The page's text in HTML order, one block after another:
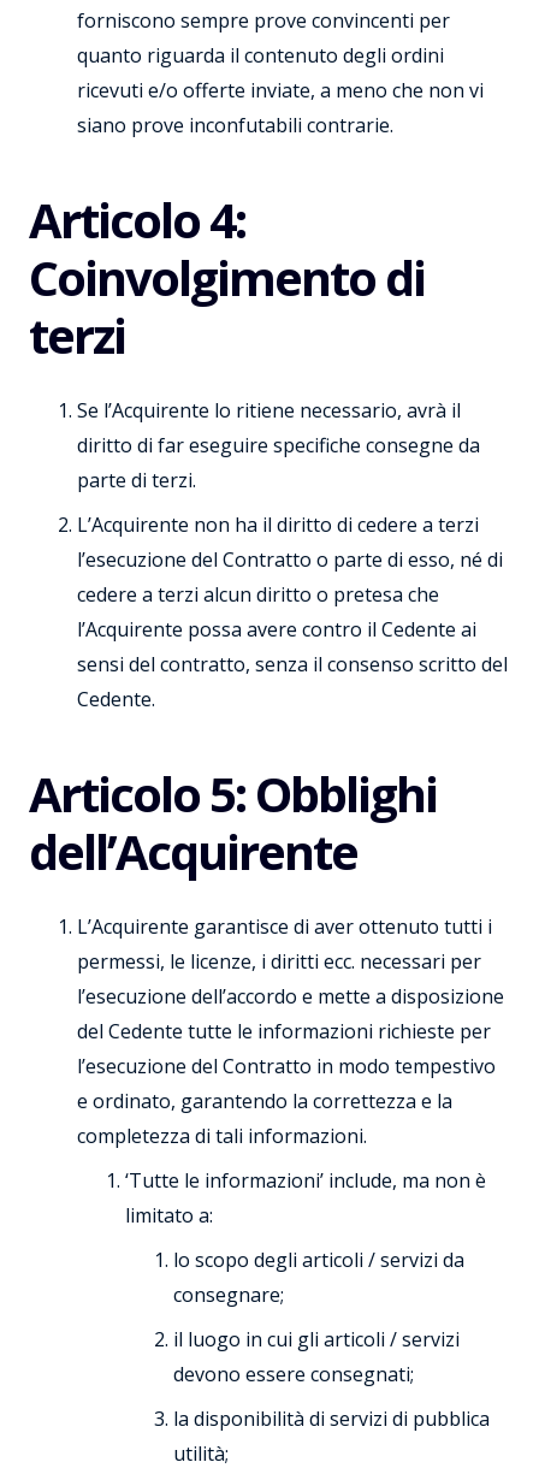
forniscono sempre prove convincenti per
quanto riguarda il contenuto degli ordini
ricevuti e/o offerte inviate, a meno che non vi
siano prove inconfutabili contrarie.
Articolo 4:
Coinvolgimento di
terzi
Se l’Acquirente lo ritiene necessario, avrà il
diritto di far eseguire specifiche consegne da
parte di terzi.
L’Acquirente non ha il diritto di cedere a terzi
l’esecuzione del Contratto o parte di esso, né di
cedere a terzi alcun diritto o pretesa che
l’Acquirente possa avere contro il Cedente ai
sensi del contratto, senza il consenso scritto del
Cedente.
Articolo 5: Obblighi
dell’Acquirente
L’Acquirente garantisce di aver ottenuto tutti i
permessi, le licenze, i diritti ecc. necessari per
l’esecuzione dell’accordo e mette a disposizione
del Cedente tutte le informazioni richieste per
l’esecuzione del Contratto in modo tempestivo
e ordinato, garantendo la correttezza e la
completezza di tali informazioni.
‘Tutte le informazioni’ include, ma non è
limitato a:
lo scopo degli articoli / servizi da
consegnare;
il luogo in cui gli articoli / servizi
devono essere consegnati;
la disponibilità di servizi di pubblica
utilità;